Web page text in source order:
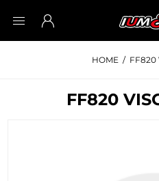
HOME / FF820
FF820